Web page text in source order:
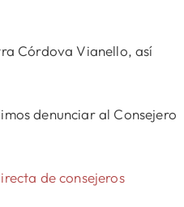
Córdova Vianello, así
denunciar al Consejero
de consejeros